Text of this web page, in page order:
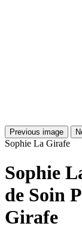
Previous image
Sophie La Girafe
Sophie
de Soin
Girafe